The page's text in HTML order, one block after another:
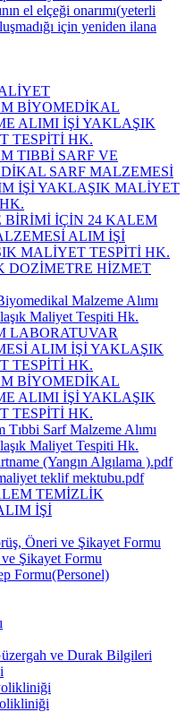
el elçeği onarımı(yeterli
için yeniden ilana
BİYOMEDİKAL
ALIMI İŞİ YAKLAŞIK
TESPİTİ HK.
TIBBİ SARF VE
SARF MALZEMESİ
İŞİ YAKLAŞIK MALİYET
BİRİMİ İÇİN 24 KALEM
ALIM İŞİ
MALİYET TESPİTİ HK.
DOZİMETRE HİZMET
Malzeme Alımı
Maliyet Tespiti Hk.
LABORATUVAR
ALIM İŞİ YAKLAŞIK
TESPİTİ HK.
BİYOMEDİKAL
ALIMI İŞİ YAKLAŞIK
TESPİTİ HK.
Tıbbi Sarf Malzeme Alımı
Maliyet Tespiti Hk.
(Yangın Algılama ).pdf
teklif mektubu.pdf
TEMİZLİK
İŞİ
Öneri ve Şikayet Formu
Şikayet Formu
Formu(Personel)
ve Durak Bilgileri